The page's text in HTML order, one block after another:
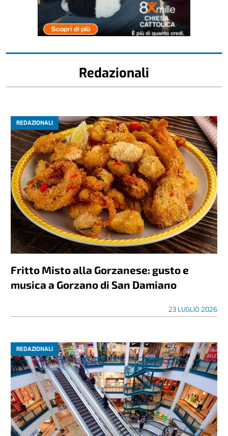
Redazionali
REDAZIONALI
Fritto Misto alla Gorzanese: gusto e
musica a Gorzano di San Damiano
23 LUGLIO 2026
REDAZIONALI